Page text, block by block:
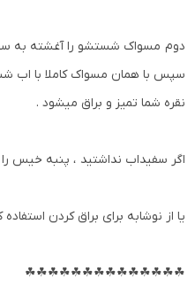
دوم مسواک شستشو را آغشته به
سپس با همان مسواک کاملا با اب
نقره شما تمیز و براق میشود .
اگر سفیداب نداشتید ، پنبه خیس
یا از نوشابه برای براق کردن استفاده
☘☘☘☘☘☘☘☘☘☘☘☘☘☘